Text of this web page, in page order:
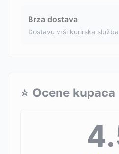
Brza dostava
Dostavu vrši kurirska služba
⭐ Ocene kupaca